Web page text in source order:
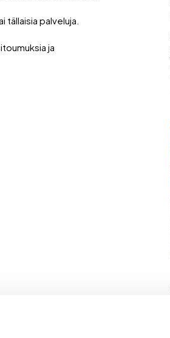
tällaisia palveluja.
ja